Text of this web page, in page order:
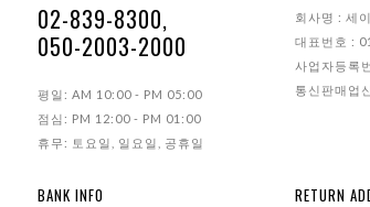
02-839-8300,
050-2003-2000
평일: AM 10:00 - PM 05:00
점심: PM 12:00 - PM 01:00
휴무: 토요일, 일요일, 공휴일
BANK INFO
회사명 : 세
대표번호 :
사업자등록
통신판매업
RETURN